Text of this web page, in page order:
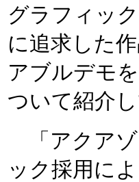
グラフィッ
に追求した
アブルデモ
ついて紹介し
「アクアゾ
ック採用に